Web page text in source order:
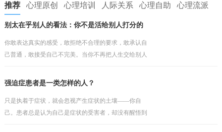
推荐 心理原创 心理培训 人际关系 心理自助 心理流派
别太在乎别人的看法：你不是活给别人打分的
你敢表达真实的感受，敢拒绝不合理的要求，敢承认自
己普通，敢接受自己不完美。当你不再把人生交给别人
强迫症患者是一类怎样的人？
只是执着于症状，就会忽视产生症状的土壤——你自
己。患者总是认为自己是症状的受害者，却没有醒悟到